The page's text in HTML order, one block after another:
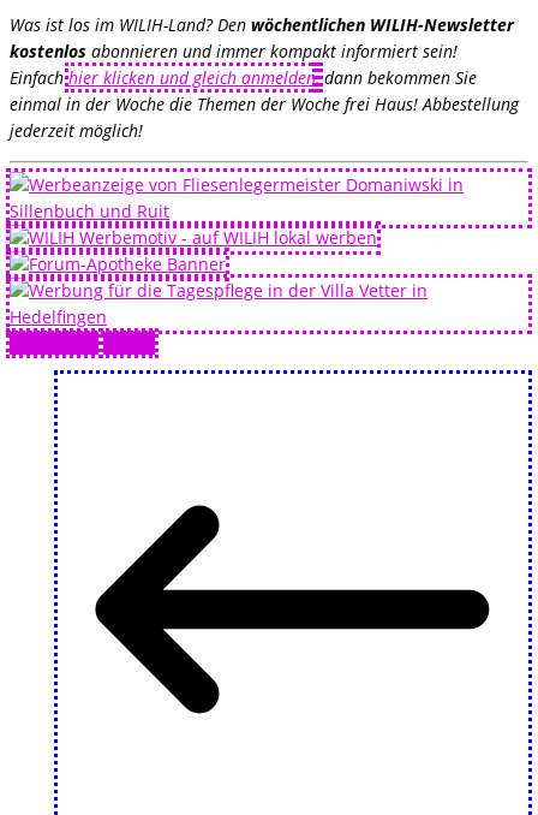
Was ist los im WILIH-Land? Den wöchentlichen WILIH-Newsletter
kostenlos abonnieren und immer kompakt informiert sein!
Einfachhier klicken und gleich anmelden,dann bekommen Sie
einmal in der Woche die Themen der Woche frei Haus! Abbestellung
jederzeit möglich!